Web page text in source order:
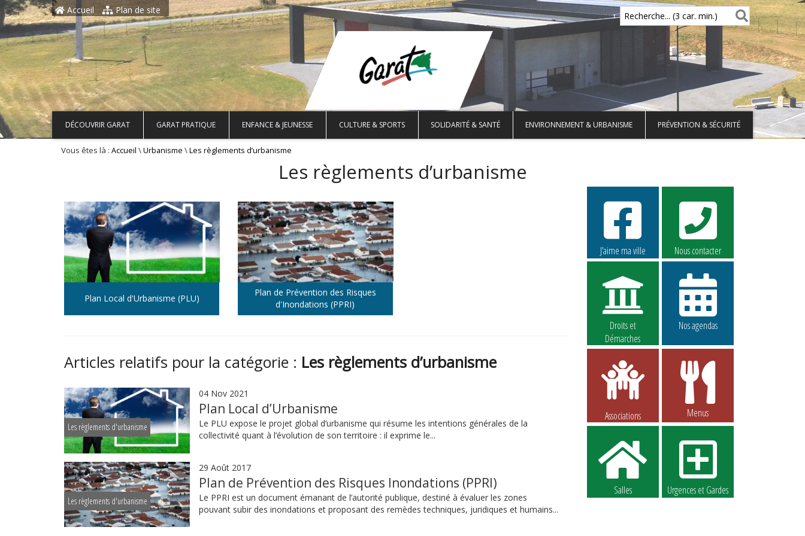
Aller au contenu principal
Accueil Plan de site
Recherche... (3 car. min.)
DÉCOUVRIR GARAT GARAT PRATIQUE ENFANCE & JEUNESSE CULTURE & SPORTS SOLIDARITÉ & SANTÉ ENVIRONNEMENT & URBANISME PRÉVENTION & SÉCURITÉ
Vous êtes là : Accueil \Urbanisme \Les règlements d’urbanisme
Les règlements d’urbanisme
Plan Local d'Urbanisme (PLU)
Plan de Prévention des Risques
d'Inondations (PPRI)
Articles relatifs pour la catégorie : Les règlements d’urbanisme
Les règlements d'urbanisme
04 Nov 2021
Plan Local d’Urbanisme
Le PLU expose le projet global d’urbanisme qui résume les intentions générales de la
collectivité quant à l’évolution de son territoire : il exprime le...
Les règlements d'urbanisme
29 Août 2017
Plan de Prévention des Risques Inondations (PPRI)
Le PPRI est un document émanant de l’autorité publique, destiné à évaluer les zones
pouvant subir des inondations et proposant des remèdes techniques, juridiques et humains...
J’aime ma ville Nous contacter
Droits et
Démarches
Nos agendas
Associations Menus
Salles Urgences et Gardes